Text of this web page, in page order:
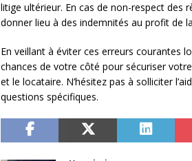
litige ultérieur. En cas de non-respect des
donner lieu à des indemnités au profit de
En veillant à éviter ces erreurs courantes
chances de votre côté pour sécuriser
et le locataire. N’hésitez pas à solliciter
questions spécifiques.